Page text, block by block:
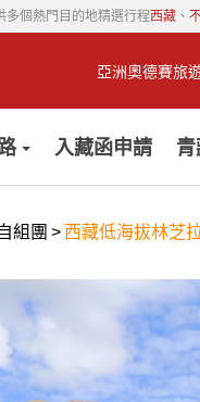
多個熱門目的地精選行程西藏 、
亞洲奧德賽旅
入藏函申請
組團 > 西藏低海拔林芝